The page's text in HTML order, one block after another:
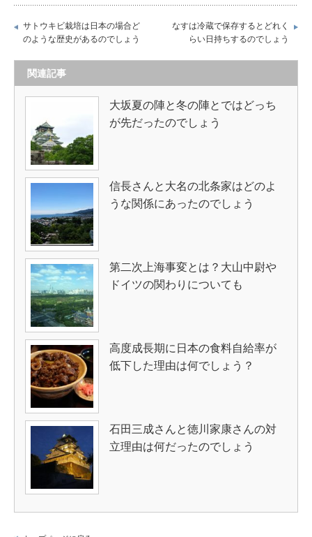
サトウキビ栽培は日本の場合ど
のような歴史があるのでしょう
なすは冷蔵で保存するとどれく
らい日持ちするのでしょう
関連記事
大坂夏の陣と冬の陣とではどっち
が先だったのでしょう
信長さんと大名の北条家はどのよ
うな関係にあったのでしょう
第二次上海事変とは？大山中尉や
ドイツの関わりについても
高度成長期に日本の食料自給率が
低下した理由は何でしょう？
石田三成さんと徳川家康さんの対
立理由は何だったのでしょう